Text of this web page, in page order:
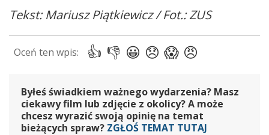
Tekst: Mariusz Piątkiewicz / Fot.: ZUS
Byłeś świadkiem ważnego wydarzenia? Masz
ciekawy film lub zdjęcie z okolicy? A może
chcesz wyrazić swoją opinię na temat
bieżących spraw? ZGŁOŚ TEMAT TUTAJ